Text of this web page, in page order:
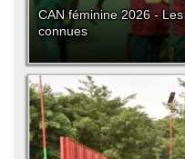
CAN féminine 2026 -
connues